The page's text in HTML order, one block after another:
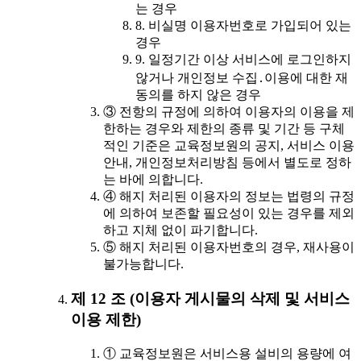
는 경우
8. 비실명 이용자번호로 가입되어 있는
경우
9. 일정기간 이상 서비스에 로그인하지
않거나 개인정보 수집․이용에 대한 재
동의를 하지 않은 경우
③ 전항의 규정에 의하여 이용자의 이용을 제
한하는 경우와 제한의 종류 및 기간 등 구체
적인 기준은 교육정보원의 공지, 서비스 이용
안내, 개인정보처리방침 등에서 별도로 정하
는 바에 의합니다.
④ 해지 처리된 이용자의 정보는 법령의 규정
에 의하여 보존할 필요성이 있는 경우를 제외
하고 지체 없이 파기합니다.
⑤ 해지 처리된 이용자번호의 경우, 재사용이
불가능합니다.
제 12 조 (이용자 게시물의 삭제 및 서비스
이용 제한)
① 교육정보원은 서비스용 설비의 용량에 여